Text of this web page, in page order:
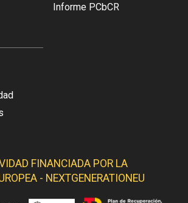
Informe PCbCR
FINANCIADA POR LA
- NEXTGENERATIONEU